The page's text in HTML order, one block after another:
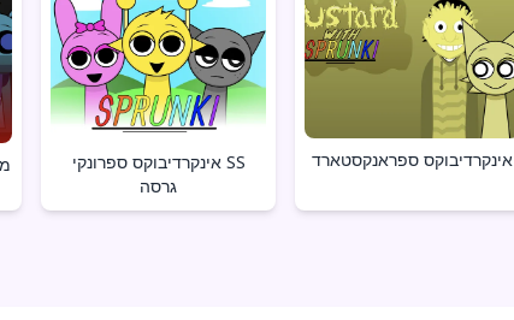
אינקרדיבוקס ספרונקי SS
גרסה
אינקרדיבוקס ספראנקסטארד